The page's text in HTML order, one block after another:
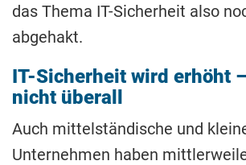
das Thema IT-Sicherheit also
abgehakt.
IT-Sicherheit wird erhöht
nicht überall
Auch mittelständische und
Unternehmen haben